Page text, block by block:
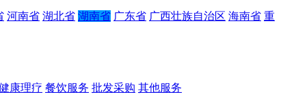
河南省 湖北省 湖南省 广东省 广西壮族自治区 海南省 重
康理疗 餐饮服务 批发采购 其他服务